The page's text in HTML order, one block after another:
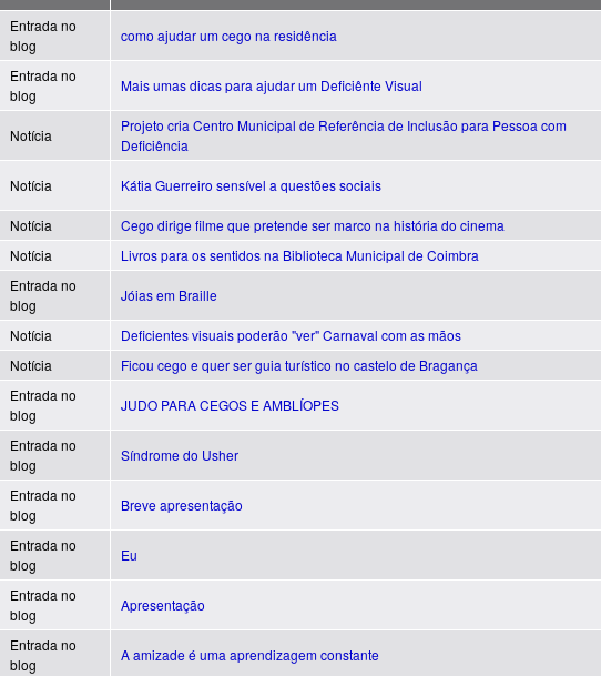
Entrada no
blog
como ajudar um cego na residência
Entrada no
blog
Mais umas dicas para ajudar um Deficiênte Visual
Notícia
Projeto cria Centro Municipal de Referência de Inclusão para Pessoa com
Deficiência
Notícia Kátia Guerreiro sensível a questões sociais
Notícia
Cego dirige filme que pretende ser marco na história do cinema
Notícia
Livros para os sentidos na Biblioteca Municipal de Coimbra
Entrada no
blog
Jóias em Braille
Notícia Deficientes visuais poderão "ver" Carnaval com as mãos
Notícia
Ficou cego e quer ser guia turístico no castelo de Bragança
Entrada no
blog
JUDO PARA CEGOS E AMBLÍOPES
Entrada no
blog
Síndrome do Usher
Entrada no
blog
Breve apresentação
Entrada no
blog
Eu
Entrada no
blog
Apresentação
Entrada no
blog
A amizade é uma aprendizagem constante